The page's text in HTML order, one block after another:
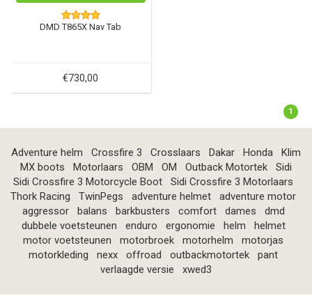
DMD T865X Nav Tab
€730,00
1
Adventure helm Crossfire 3 Crosslaars Dakar Honda
Klim
MX boots
Motorlaars OBM OM Outback Motortek
Sidi
Sidi Crossfire 3 Motorcycle Boot
Sidi Crossfire 3 Motorlaars
Thork Racing
TwinPegs adventure helmet
adventure motor
aggressor
balans barkbusters comfort dames
dmd
dubbele voetsteunen
enduro ergonomie helm
helmet
motor voetsteunen
motorbroek motorhelm
motorjas
motorkleding
nexx offroad outbackmotortek
pant
verlaagde versie
xwed3